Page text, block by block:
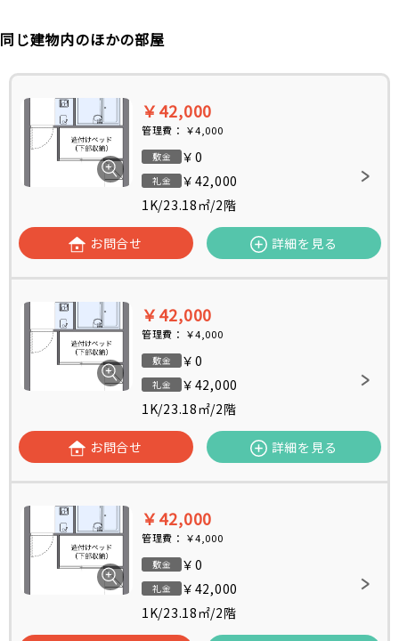
同じ建物内のほかの部屋
￥42,000
管理費： ￥4,000
敷金 ￥0
礼金
￥42,000
1K/23.18㎡/2階
お問合せ 詳細を見る
￥42,000
管理費： ￥4,000
敷金 ￥0
礼金
￥42,000
1K/23.18㎡/2階
お問合せ 詳細を見る
￥42,000
管理費： ￥4,000
敷金 ￥0
礼金
￥42,000
1K/23.18㎡/2階